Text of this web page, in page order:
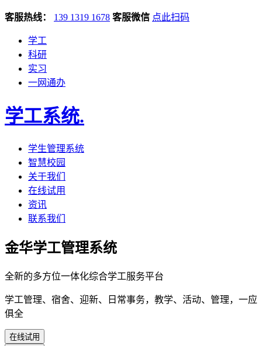
客服热线： 139 1319 1678 客服微信 点此扫码
学工
科研
实习
一网通办
学工系统.
学生管理系统
智慧校园
关于我们
在线试用
资讯
联系我们
金华学工管理系统
全新的多方位一体化综合学工服务平台
学工管理、宿舍、迎新、日常事务，教学、活动、管理，一应
俱全
在线试用